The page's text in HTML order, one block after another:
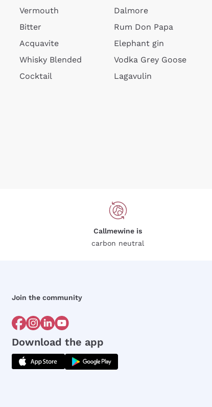
Vermouth
Bitter
Acquavite
Whisky Blended
Cocktail
Dalmore
Rum Don Papa
Elephant gin
Vodka Grey Goose
Lagavulin
Callmewine is
carbon neutral
Join the community
Download the app